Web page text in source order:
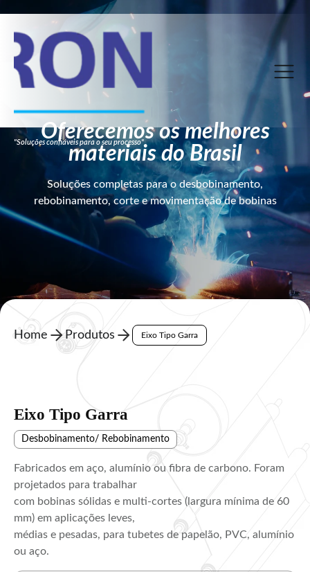
"Soluções confiáveis para o seu processo"
Oferecemos os melhores
materiais do Brasil
Soluções completas para o desbobinamento,
rebobinamento, corte e movimentação de bobinas
Home Produtos Eixo Tipo Garra
Eixo Tipo Garra
Desbobinamento/ Rebobinamento
Fabricados em aço, alumínio ou fibra de carbono. Foram
projetados para trabalhar
com bobinas sólidas e multi-cortes (largura mínima de 60
mm) em aplicações leves,
médias e pesadas, para tubetes de papelão, PVC, alumínio
ou aço.